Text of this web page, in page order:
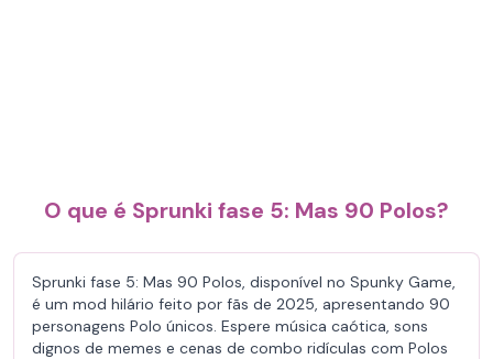
O que é Sprunki fase 5: Mas 90 Polos?
Sprunki fase 5: Mas 90 Polos, disponível no Spunky Game,
é um mod hilário feito por fãs de 2025, apresentando 90
personagens Polo únicos. Espere música caótica, sons
dignos de memes e cenas de combo ridículas com Polos